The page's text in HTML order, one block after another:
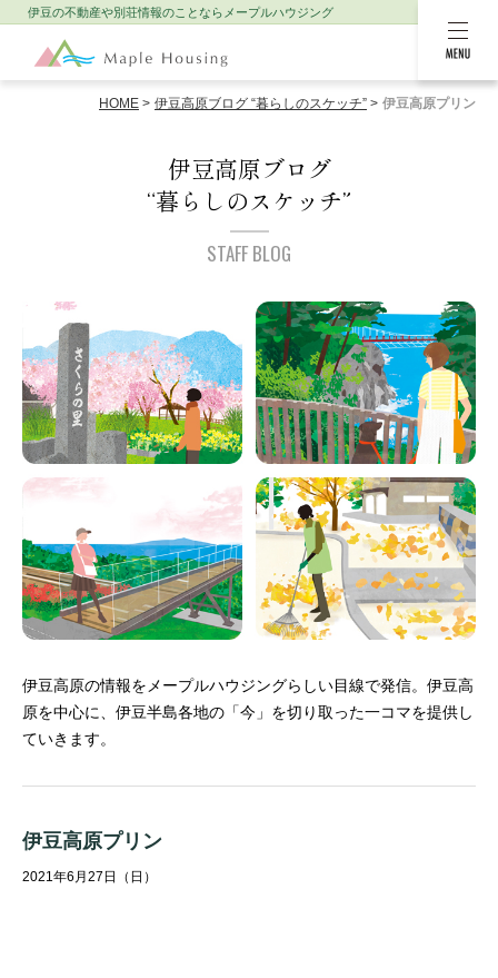
MENU
伊豆の不動産や別荘情報のことなら メープルハウジング
HOME 伊豆高原ブログ “暮らしのスケッチ” 伊豆高原プリン
伊豆高原ブログ
“暮らしのスケッチ”
STAFF BLOG
伊豆高原の情報をメープルハウジングらしい目線で発信。 伊豆高
原を中心に、伊豆半島各地の「今」を切り取った一コマを提供し
ていきます。
伊豆高原プリン
2021年6月27日（日）